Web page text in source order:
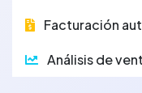
Facturación
Análisis de